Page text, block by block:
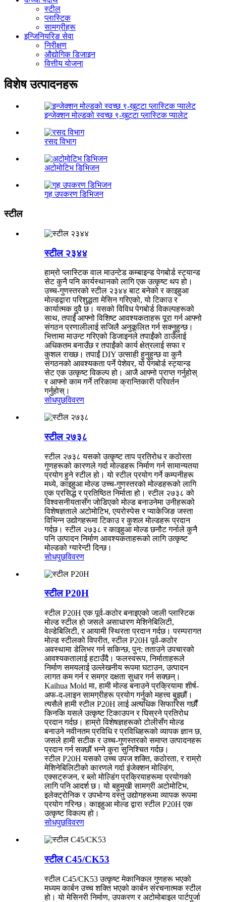
स्टील
प्लास्टिक
सामग्रीहरू
इन्जिनियरिङ सेवा
निरीक्षण
औद्योगिक डिजाइन
वित्तीय योजना
विशेष उत्पादनहरू
इन्जेक्शन मोल्डको स्वच्छ ९-खुट्टा प्लास्टिक प्यालेट
रसद विभाग
अटोमोटिभ डिभिजन
गृह उपकरण डिभिजन
स्टील
स्टील २३४४
हाम्रो प्लास्टिक वाल माउन्टेड कम्बाइन्ड पेगबोर्ड स्ट्यान्ड
सेट कुनै पनि कार्यस्थानको लागि एक उत्कृष्ट थप हो।
उच्च-गुणस्तरको स्टील २३४४ बाट बनेको र काइहुआ
मोल्डद्वारा परिशुद्धता मेसिन गरिएको, यो टिकाउ र
कार्यात्मक दुवै छ। यसको विविध पेगबोर्ड विकल्पहरूको
साथ, तपाईं आफ्नो विशिष्ट आवश्यकताहरू पूरा गर्न आफ्नो
संगठन प्रणालीलाई सजिलै अनुकूलित गर्न सक्नुहुन्छ।
भित्तामा माउन्ट गरिएको डिजाइनले तपाईंको ठाउँलाई
अधिकतम बनाउँछ र तपाईंको कार्य क्षेत्रलाई सफा र
कुशल राख्छ। तपाईं DIY उत्साही हुनुहुन्छ वा कुनै
संगठनको आवश्यकता पर्ने पेशेवर, यो पेगबोर्ड स्ट्यान्ड
सेट एक उत्कृष्ट विकल्प हो। आजै आफ्नो प्राप्त गर्नुहोस्
र आफ्नो काम गर्ने तरिकामा क्रान्तिकारी परिवर्तन
गर्नुहोस्।
सोधपुछविवरण
स्टील २७३८
स्टील २७३८ यसको उत्कृष्ट ताप प्रतिरोध र कठोरता
गुणहरूको कारणले गर्दा मोल्डहरू निर्माण गर्न सामान्यतया
प्रयोग हुने स्टील हो। यो स्टील प्रयोग गर्ने कम्पनीहरू
मध्ये, काइहुआ मोल्ड उच्च-गुणस्तरको मोल्डहरूको लागि
एक प्रसिद्ध र प्रतिष्ठित निर्माता हो। स्टील २७३८ को
विश्वसनीयतासँग जोडिएको मोल्ड बनाउनेमा उनीहरूको
विशेषज्ञताले अटोमोटिभ, एयरोस्पेस र प्याकेजिङ जस्ता
विभिन्न उद्योगहरूमा टिकाउ र कुशल मोल्डहरू प्रदान
गर्दछ। स्टील २७३८ र काइहुआ मोल्ड छनौट गर्नाले कुनै
पनि उत्पादन निर्माण आवश्यकताहरूको लागि उत्कृष्ट
मोल्डको ग्यारेन्टी दिन्छ।
सोधपुछविवरण
स्टील P20H
स्टील P20H एक पूर्व-कठोर बनाइएको जाली प्लास्टिक
मोल्ड स्टील हो जसले असाधारण मेशिनेबिलिटी,
वेल्डेबिलिटी, र आयामी स्थिरता प्रदान गर्दछ। परम्परागत
मोल्ड स्टीलको विपरीत, स्टील P20H पूर्व-कठोर
अवस्थामा डेलिभर गर्न सकिन्छ, पुन: तताउने उपचारको
आवश्यकतालाई हटाउँदै। फलस्वरूप, निर्माताहरूले
निर्माण समयलाई उल्लेखनीय रूपमा घटाउन, उत्पादन
लागत कम गर्न र समग्र दक्षता सुधार गर्न सक्छन्।
Kaihua Mold मा, हामी मोल्ड बनाउने प्रक्रियामा शीर्ष-
अफ-द-लाइन सामग्रीहरू प्रयोग गर्नुको महत्त्व बुझ्छौं।
त्यसैले हामी स्टील P20H लाई अत्यधिक सिफारिस गर्छौं
किनकि यसले उत्कृष्ट टिकाउपन र घिस्रने प्रतिरोध
प्रदान गर्दछ। हाम्रो विशेषज्ञहरूको टोलीसँग मोल्ड
बनाउने नवीनतम प्रविधि र प्रविधिहरूको व्यापक ज्ञान छ,
जसले हामी सटीक र उच्च-गुणस्तरको समाप्त उत्पादनहरू
प्रदान गर्न सक्छौं भन्ने कुरा सुनिश्चित गर्दछ।
स्टील P20H यसको उच्च उपज शक्ति, कठोरता, र राम्रो
मेशिनेबिलिटीको कारणले गर्दा इंजेक्शन मोल्डिंग,
एक्सट्रुजन, र ब्लो मोल्डिंग प्रक्रियाहरूमा प्रयोगको
लागि पनि आदर्श छ। यो बहुमुखी सामग्री अटोमोटिभ,
इलेक्ट्रोनिक र उपभोग्य वस्तु उद्योगहरूमा व्यापक रूपमा
प्रयोग गरिन्छ। काइहुआ मोल्ड द्वारा स्टील P20H एक
उत्कृष्ट विकल्प हो।
सोधपुछविवरण
स्टील C45/CK53
स्टील C45/CK53 उत्कृष्ट मेकानिकल गुणहरू भएको
मध्यम कार्बन उच्च शक्ति भएको कार्बन संरचनात्मक स्टील
हो। यो मेसिनरी निर्माण, उपकरण र अटोमोबाइल पार्टपुर्जा